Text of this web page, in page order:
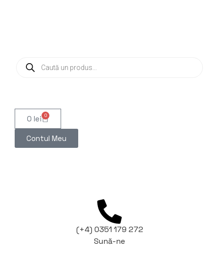
0 lei 0
Contul Meu
(+4) 0351 179 272
Sună-ne